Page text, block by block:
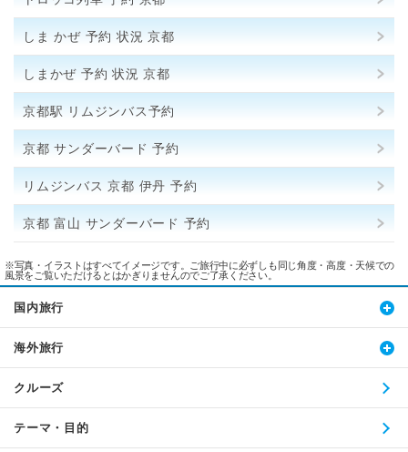
しま かぜ 予約 状況 京都
しまかぜ 予約 状況 京都
京都駅 リムジンバス予約
京都 サンダーバード 予約
リムジンバス 京都 伊丹 予約
京都 富山 サンダーバード 予約
※写真・イラストはすべてイメージです。ご旅行中に必ずしも同じ角度・高度・天候での
風景をご覧いただけるとはかぎりませんのでご了承ください。
国内旅行
海外旅行
クルーズ
テーマ・目的